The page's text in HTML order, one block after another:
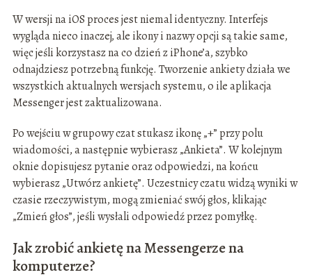
W wersji na iOS proces jest niemal identyczny. Interfejs
wygląda nieco inaczej, ale ikony i nazwy opcji są takie same,
więc jeśli korzystasz na co dzień z iPhone’a, szybko
odnajdziesz potrzebną funkcję. Tworzenie ankiety działa we
wszystkich aktualnych wersjach systemu, o ile aplikacja
Messenger jest zaktualizowana.
Po wejściu w grupowy czat stukasz ikonę „+” przy polu
wiadomości, a następnie wybierasz „Ankieta”. W kolejnym
oknie dopisujesz pytanie oraz odpowiedzi, na końcu
wybierasz „Utwórz ankietę”. Uczestnicy czatu widzą wyniki w
czasie rzeczywistym, mogą zmieniać swój głos, klikając
„Zmień głos”, jeśli wysłali odpowiedź przez pomyłkę.
Jak zrobić ankietę na Messengerze na
komputerze?